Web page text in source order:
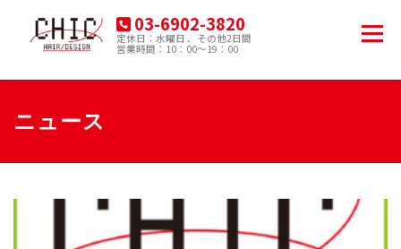
ツ
03-6902-3820
定休日：水曜日 、その他2日間
営業時間：10：00～19：00
メニュー
HOME MENU
ニュース